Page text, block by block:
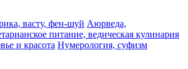
васту, фен-шуй Аюрведа,
питание, ведическая кулинария
и красота Нумерология, суфизм